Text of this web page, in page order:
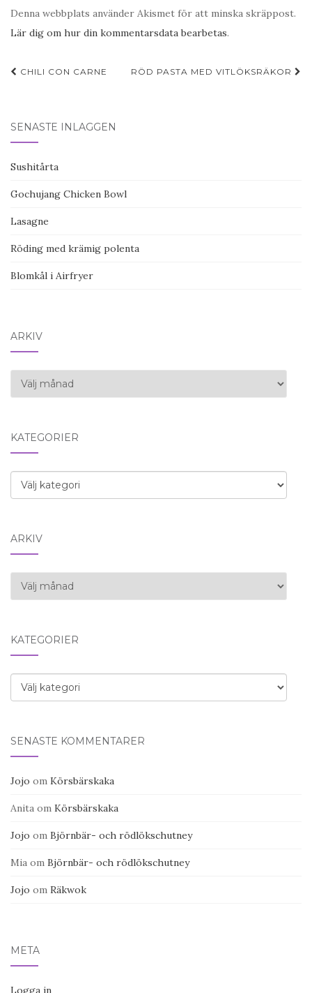
Denna webbplats använder Akismet för att minska skräppost.
Lär dig om hur din kommentarsdata bearbetas.
Inläggsnavigering
CHILI CON CARNE RÖD PASTA MED VITLÖKSRÄKOR
SENASTE INLÄGGEN
Sushitårta
Gochujang Chicken Bowl
Lasagne
Röding med krämig polenta
Blomkål i Airfryer
ARKIV
Arkiv
KATEGORIER
Kategorier
ARKIV
Arkiv
KATEGORIER
Kategorier
SENASTE KOMMENTARER
Jojo om Körsbärskaka
Anita om Körsbärskaka
Jojo om Björnbär- och rödlökschutney
Mia om Björnbär- och rödlökschutney
Jojo om Räkwok
META
Logga in